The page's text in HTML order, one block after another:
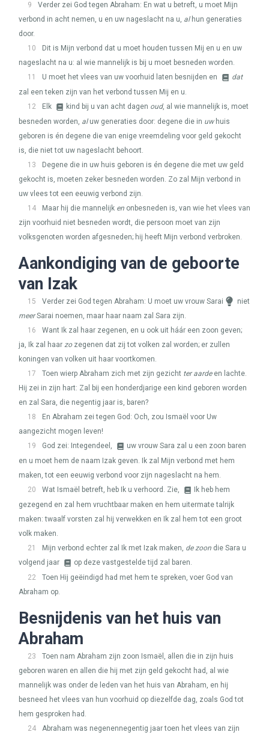
9
Verder zei God tegen Abraham: En wat u betreft, u moet Mijn
verbond in acht nemen, u en uw nageslacht na u, alhun generaties
door.
10
Dit is Mijn verbond dat u moet houden tussen Mij en u en uw
nageslacht na u: al wie mannelijk is bij u moet besneden worden.
11
U moet het vlees van uw voorhuid laten besnijden en
dat
zal een teken zijn van het verbond tussen Mij en u.
12
Elk kind bij u van acht dagen oud, al wie mannelijk is, moet
besneden worden, aluw generaties door: degene die in uwhuis
geboren is én degene die van enige vreemdeling voor geld gekocht
is, die niet tot uw nageslacht behoort.
13
Degene die in uw huis geboren is én degene die met uw geld
gekocht is, moeten zeker besneden worden. Zo zal Mijn verbond in
uw vlees tot een eeuwig verbond zijn.
14
Maar hij die mannelijk en onbesneden is, van wie het vlees van
zijn voorhuid niet besneden wordt, die persoon moet van zijn
volksgenoten worden afgesneden; hij heeft Mijn verbond verbroken.
Aankondiging van de geboorte
van Izak
15 Verder zei God tegen Abraham: U moet uw vrouw Sarai
niet
meerSarai noemen, maar haar naam zal Sara zijn.
16
Want Ik zal haar zegenen, en u ook uit háár een zoon geven;
ja, Ik zal haar zozegenen dat zij tot volken zal worden; er zullen
koningen van volken uit haar voortkomen.
17
Toen wierp Abraham zich met zijn gezicht ter aardeen lachte.
Hij zei in zijn hart: Zal bij een honderdjarige een kind geboren worden
en zal Sara, die negentig jaar is, baren?
18
En Abraham zei tegen God: Och, zou Ismaël voor Uw
aangezicht mogen leven!
19
God zei: Integendeel,
uw vrouw Sara zal u een zoon baren
en u moet hem de naam Izak geven. Ik zal Mijn verbond met hem
maken, tot een eeuwig verbond voor zijn nageslacht na hem.
20
Wat Ismaël betreft, heb Ik u verhoord. Zie,
Ik heb hem
gezegend en zal hem vruchtbaar maken en hem uitermate talrijk
maken: twaalf vorsten zal hij verwekken en Ik zal hem tot een groot
volk maken.
21
Mijn verbond echter zal Ik met Izak maken, de zoon die Sara u
volgend jaar
op deze vastgestelde tijd zal baren.
22
Toen Hij geëindigd had met hem te spreken, voer God van
Abraham op.
Besnijdenis van het huis van
Abraham
23
Toen nam Abraham zijn zoon Ismaël, allen die in zijn huis
geboren waren en allen die hij met zijn geld gekocht had, al wie
mannelijk was onder de leden van het huis van Abraham, en hij
besneed het vlees van hun voorhuid op diezelfde dag, zoals God tot
hem gesproken had.
24
Abraham was negenennegentig jaar toen het vlees van zijn